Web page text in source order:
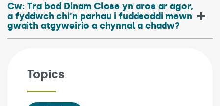
Cw: Tra bod Dinam Close yn aros ar agor,
a fyddwch chi’n parhau i fuddsoddi mewn
gwaith atgyweirio a chynnal a chadw?
Topics